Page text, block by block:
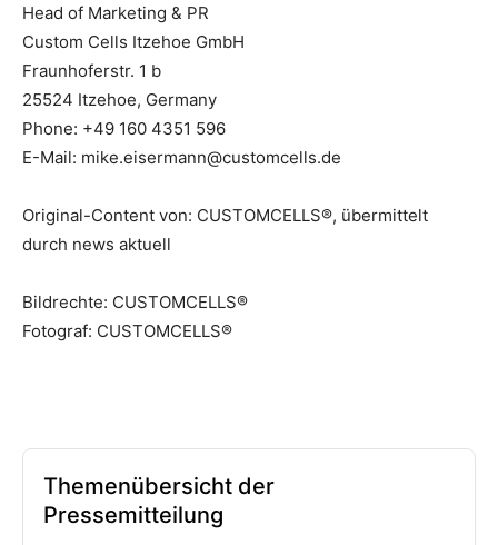
Head of Marketing & PR
Custom Cells Itzehoe GmbH
Fraunhoferstr. 1 b
25524 Itzehoe, Germany
Phone: +49 160 4351 596
E-Mail: mike.eisermann@customcells.de
Original-Content von: CUSTOMCELLS®, übermittelt
durch news aktuell
Bildrechte: CUSTOMCELLS®
Fotograf: CUSTOMCELLS®
Themenübersicht der
Pressemitteilung